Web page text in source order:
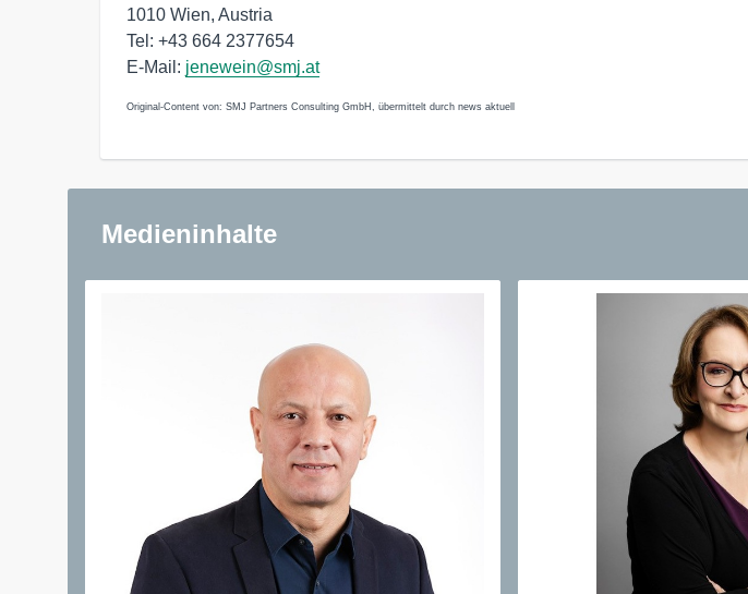
1010 Wien, Austria
Tel: +43 664 2377654
E-Mail: jenewein@smj.at
Original-Content von: SMJ Partners Consulting GmbH, übermittelt durch news aktuell
Medieninhalte